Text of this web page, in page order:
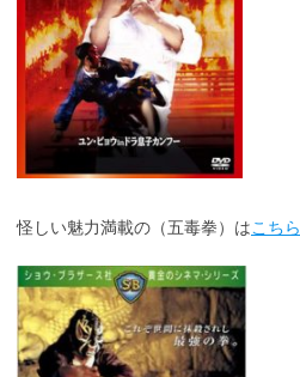
怪しい魅力満載の（五毒拳）はこちら